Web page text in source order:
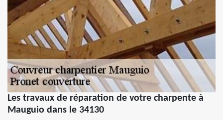
Les travaux de réparation de votre charpente à
Mauguio dans le 34130